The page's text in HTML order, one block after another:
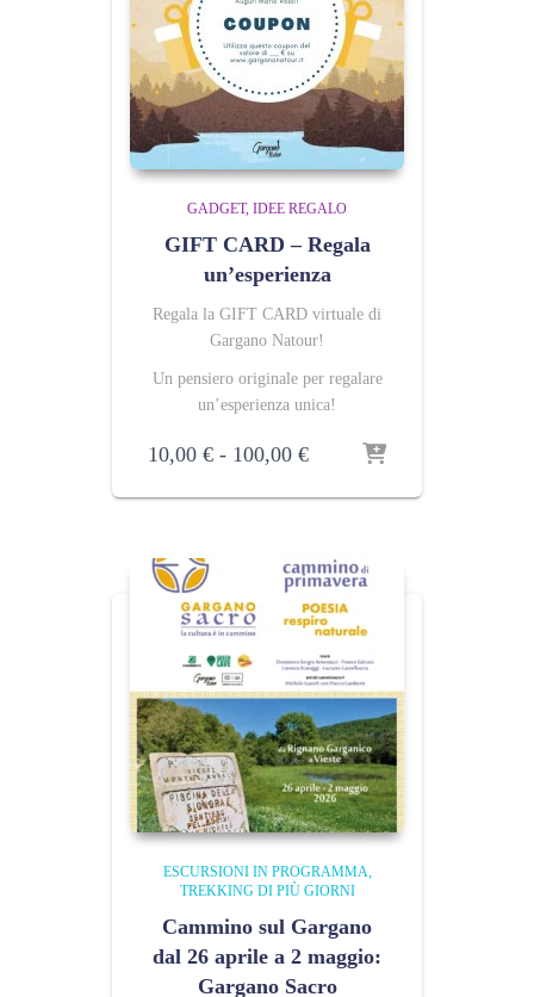
GADGET IDEE REGALO
GIFT CARD – Regala
un’esperienza
Regala la GIFT CARD virtuale di
Gargano Natour!
Un pensiero originale per regalare
un’esperienza unica!
10,00 € - 100,00 €Fascia
prezzo:
10,00 €
a
100,00 €
ESCURSIONI IN PROGRAMMA
TREKKING DI PIÙ GIORNI
Cammino sul Gargano
dal 26 aprile a 2 maggio:
Gargano Sacro